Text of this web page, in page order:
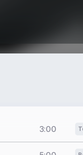
3:00